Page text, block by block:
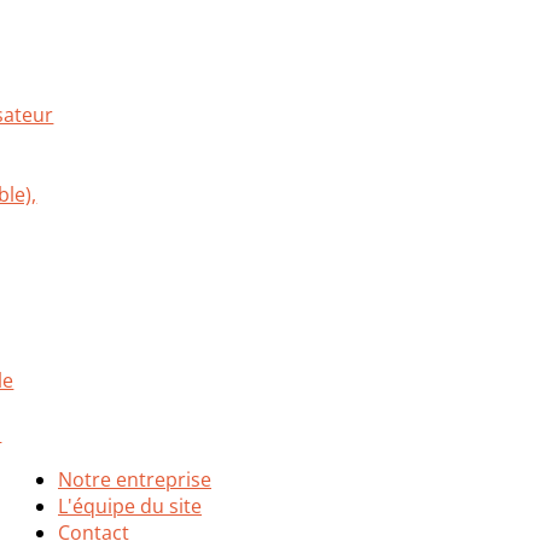
Notre entreprise
L'équipe du site
Contact